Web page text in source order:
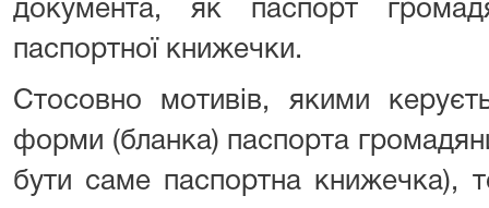
документа, як паспорт
паспортної книжечки.
Стосовно мотивів, якими
форми (бланка) паспорта
бути саме паспортна книжечка),